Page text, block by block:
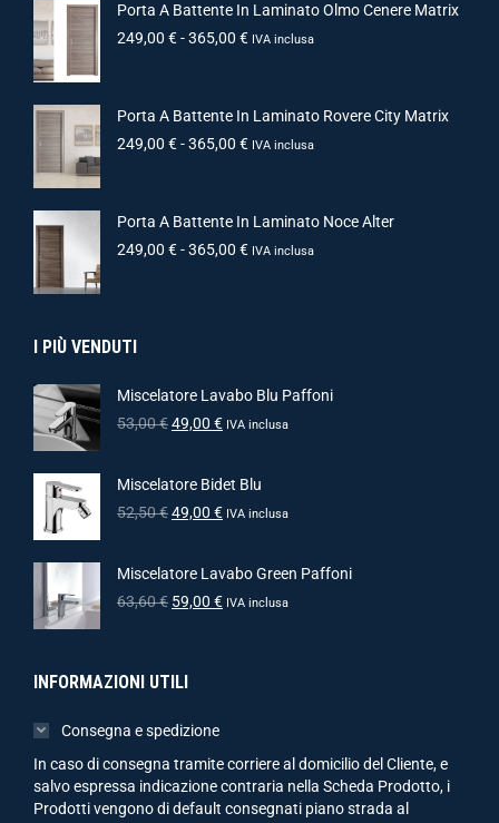
Porta A Battente In Laminato Olmo Cenere Matrix
249,00 €-365,00 € IVA inclusa
Porta A Battente In Laminato Rovere City Matrix
249,00 €-365,00 € IVA inclusa
Porta A Battente In Laminato Noce Alter
249,00 €-365,00 € IVA inclusa
I PIÙ VENDUTI
Miscelatore Lavabo Blu Paffoni
53,00€49,00 € IVA inclusa
Miscelatore Bidet Blu
52,50€49,00 € IVA inclusa
Miscelatore Lavabo Green Paffoni
63,60€ 59,00 € IVA inclusa
INFORMAZIONI UTILI
Consegna e spedizione
In caso di consegna tramite corriere al domicilio del Cliente, e
salvo espressa indicazione contraria nella Scheda Prodotto, i
Prodotti vengono di default consegnati piano strada al